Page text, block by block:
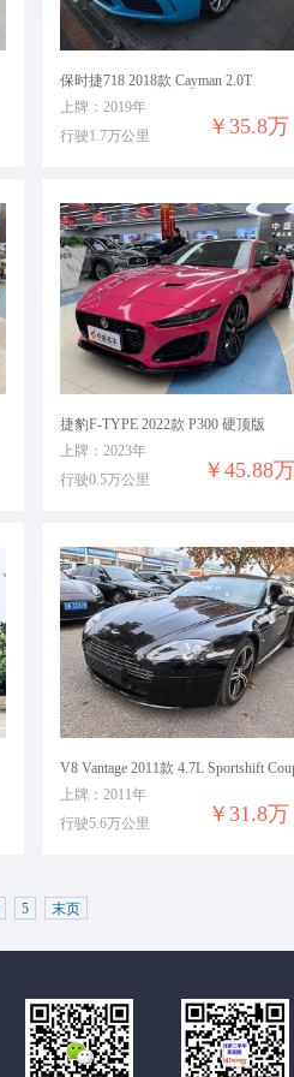
保时捷718 2018款 Cayman 2.0T
￥35.8万
上牌：2019年
行驶1.7万公里
捷豹F-TYPE 2022款 P300 硬顶版
￥45.88万
上牌：2023年
行驶0.5万公里
V8 Vantage 2011款 4.7L Sportshift
￥31.8万
上牌：2011年
行驶5.6万公里
5 末页